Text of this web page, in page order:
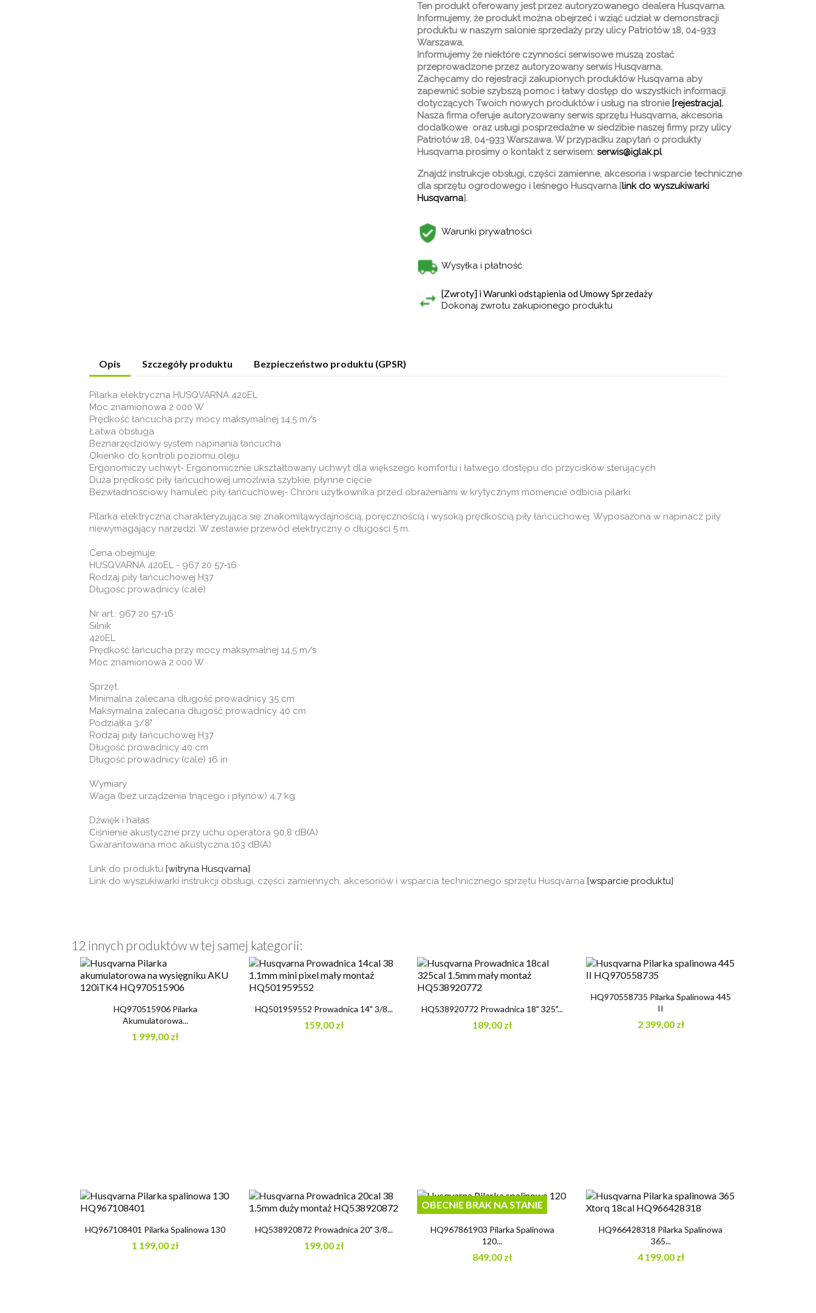
Ten produkt oferowany jest przez autoryzowanego dealera Husqvarna.
Informujemy, że produkt można obejrzeć i wziąć udział w demonstracji
produktu w naszym salonie sprzedaży przy ulicy Patriotów 18, 04-933
Warszawa.
Informujemy że niektóre czynności serwisowe muszą zostać
przeprowadzone przez autoryzowany serwis Husqvarna.
Zachęcamy do rejestracji zakupionych produktów Husqvarna aby
zapewnić sobie szybszą pomoc i łatwy dostęp do wszystkich informacji
dotyczących Twoich nowych produktów i usług na stronie [rejestracja].
Nasza firma oferuje autoryzowany serwis sprzętu Husqvarna, akcesoria
dodatkowe oraz usługi posprzedażne w siedzibie naszej firmy przy ulicy
Patriotów 18, 04-933 Warszawa.W przypadku zapytań o produkty
Husqvarna prosimy o kontakt z serwisem: serwis@iglak.pl
Znajdź instrukcje obsługi, części zamienne, akcesoria i wsparcie techniczne
dla sprzętu ogrodowego i leśnego Husqvarna [link do wyszukiwarki
Husqvarna].
Warunki prywatności
Wysyłka i płatność
[Zwroty] i Warunki odstąpienia od Umowy Sprzedaży
Dokonaj zwrotu zakupionego produktu
Opis Szczegóły produktu Bezpieczeństwo produktu (GPSR)
Pilarka elektryczna HUSQVARNA 420EL
Moc znamionowa 2 000 W
Prędkość łańcucha przy mocy maksymalnej 14,5 m/s
Łatwa obsługa
Beznarzędziowy system napinania łańcucha
Okienko do kontroli poziomu oleju
Ergonomiczy uchwyt- Ergonomicznie ukształtowany uchwyt dla większego komfortu i łatwego dostępu do przycisków sterujących
Duża prędkość piły łańcuchowej umożliwia szybkie, płynne cięcie
Bezwładnościowy hamulec piły łańcuchowej- Chroni użytkownika przed obrażeniami w krytycznym momencie odbicia pilarki.
Pilarka elektryczna charakteryzująca się znakomitąwydajnością, poręcznością i wysoką prędkością piły łańcuchowej. Wyposażona w napinacz piły
niewymagający narzędzi. W zestawie przewód elektryczny o długości 5 m.
Cena obejmuje:
HUSQVARNA 420EL - 967 20 57‑16
Rodzaj piły łańcuchowej H37
Długość prowadnicy (cale)
Nr art.: 967 20 57‑16
Silnik
420EL
Prędkość łańcucha przy mocy maksymalnej 14,5 m/s
Moc znamionowa 2 000 W
Sprzęt
Minimalna zalecana długość prowadnicy 35 cm
Maksymalna zalecana długość prowadnicy 40 cm
Podziałka 3/8"
Rodzaj piły łańcuchowej H37
Długość prowadnicy 40 cm
Długość prowadnicy (cale) 16 in
Wymiary
Waga (bez urządzenia tnącego i płynów) 4,7 kg
Dźwięk i hałas
Ciśnienie akustyczne przy uchu operatora 90,8 dB(A)
Gwarantowana moc akustyczna 103 dB(A)
Link do produktu [witryna Husqvarna]
Link do wyszukiwarki instrukcji obsługi, części zamiennych, akcesoriów i wsparcia technicznego sprzętu Husqvarna [wsparcie produktu]
12 innych produktów w tej samej kategorii:
Szybki podgląd
HQ970515906 Pilarka
Akumulatorowa...
1 999,00 zł
Szybki podgląd
HQ501959552 Prowadnica 14" 3/8...
159,00 zł
Szybki podgląd
HQ538920772 Prowadnica 18" 325"...
189,00 zł
Szybki podgląd
HQ970558735 Pilarka Spalinowa 445
II
2 399,00 zł
Szybki podgląd
HQ967108401 Pilarka Spalinowa 130
1 199,00 zł
Szybki podgląd
HQ538920872 Prowadnica 20" 3/8...
199,00 zł
Szybki podgląd
HQ967861903 Pilarka Spalinowa
120...
849,00 zł
OBECNIE BRAK NA STANIE
Szybki podgląd
HQ966428318 Pilarka Spalinowa
365...
4 199,00 zł